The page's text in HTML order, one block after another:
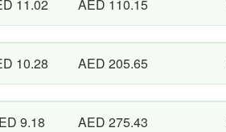
11.02 AED 110.15
10.28 AED 205.65
9.18 AED 275.43